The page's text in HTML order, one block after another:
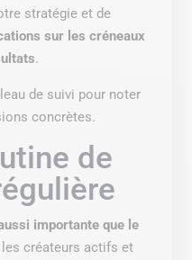
stratégie et de
sur les créneaux
.
de suivi pour noter
concrètes.
de
importante que le
les créateurs actifs et